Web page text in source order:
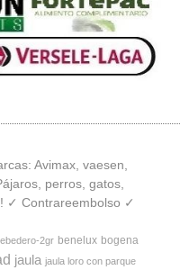
Avimax, vaesen,
perros, gatos,
✓ Contrareembolso ✓
2gr benelux bogena
jaula jaula loro con parque